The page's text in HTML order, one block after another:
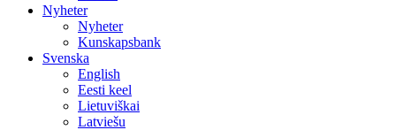
Nyheter
Nyheter
Kunskapsbank
Svenska
English
Eesti keel
Lietuviškai
Latviešu